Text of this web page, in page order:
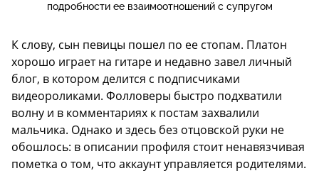
подробности ее взаимоотношений с супругом
К слову, сын певицы пошел по ее стопам. Платон
хорошо играет на гитаре и недавно завел личный
блог, в котором делится с подписчиками
видеороликами. Фолловеры быстро подхватили
волну и в комментариях к постам захвалили
мальчика. Однако и здесь без отцовской руки не
обошлось: в описании профиля стоит ненавязчивая
пометка о том, что аккаунт управляется родителями.